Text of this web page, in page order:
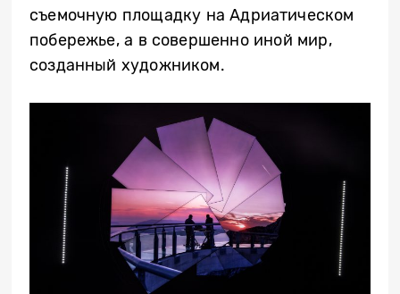
съемочную площадку на Адриатическом
побережье, а в совершенно иной мир,
созданный художником.